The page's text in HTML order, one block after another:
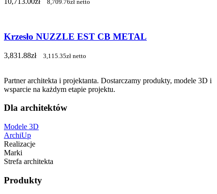
8,709.76zł netto
Krzesło NUZZLE EST CB METAL
3,831.88zł 3,115.35zł netto
Partner architekta i projektanta. Dostarczamy produkty, modele 3D i
wsparcie na każdym etapie projektu.
Dla architektów
Modele 3D
ArchiUp
Realizacje
Marki
Strefa architekta
Produkty